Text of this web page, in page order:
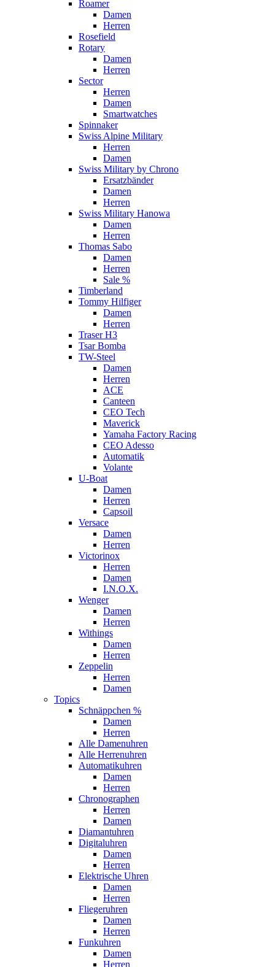
Roamer
Damen
Herren
Rosefield
Rotary
Damen
Herren
Sector
Herren
Damen
Smartwatches
Spinnaker
Swiss Alpine Military
Herren
Damen
Swiss Military by Chrono
Ersatzbänder
Damen
Herren
Swiss Military Hanowa
Damen
Herren
Thomas Sabo
Damen
Herren
Sale %
Timberland
Tommy Hilfiger
Damen
Herren
Traser H3
Tsar Bomba
TW-Steel
Damen
Herren
ACE
Canteen
CEO Tech
Maverick
Yamaha Factory Racing
CEO Adesso
Automatik
Volante
U-Boat
Damen
Herren
Capsoil
Versace
Damen
Herren
Victorinox
Herren
Damen
I.N.O.X.
Wenger
Damen
Herren
Withings
Damen
Herren
Zeppelin
Herren
Damen
Topics
Schnäppchen %
Damen
Herren
Alle Damenuhren
Alle Herrenuhren
Automatikuhren
Damen
Herren
Chronographen
Herren
Damen
Diamantuhren
Digitaluhren
Damen
Herren
Elektrische Uhren
Damen
Herren
Fliegeruhren
Damen
Herren
Funkuhren
Damen
Herren